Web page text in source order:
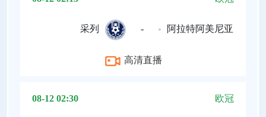
采列 - 阿拉特阿美尼亚
高清直播
08-12 02:30 欧冠